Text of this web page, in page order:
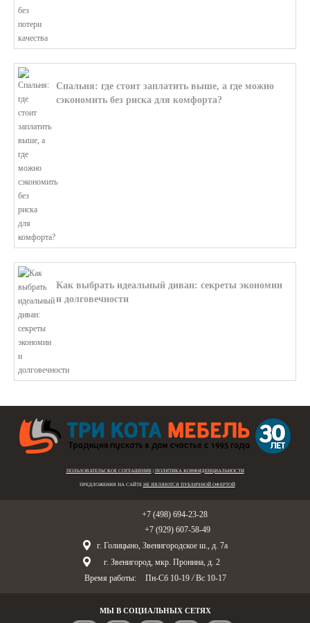
Спальня: где стоит заплатить выше, а где можно
сэкономить без риска для комфорта?
Как выбрать идеальный диван: секреты экономии
и долговечности
ПОЛЬЗОВАТЕЛЬСКОЕ СОГЛАШЕНИЕ| ПОЛИТИКА КОНФИДЕНЦИАЛЬНОСТИ
ПРЕДЛОЖЕНИЯ НА САЙТЕ НЕ ЯВЛЯЮТСЯ ПУБЛИЧНОЙ ОФЕРТОЙ
+7 (498) 694-23-28
+7 (929) 607-58-49
г. Голицыно, Звенигородское ш., д. 7а
г. Звенигород, мкр. Пронина, д. 2
Время работы:
Пн-Сб 10-19 / Вс 10-17
МЫ В СОЦИАЛЬНЫХ СЕТЯХ